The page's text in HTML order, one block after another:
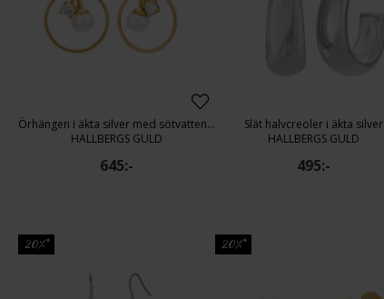
Örhängen i äkta silver med sötvattenspärla
HALLBERGS GULD
645:-
Slät halvcreoler i äkta silver
HALLBERGS GULD
495:-
20%* 20%*